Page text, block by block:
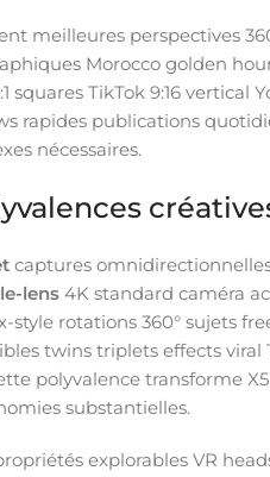
perspectives
Morocco golden
TikTok 9:16 vertical
rapides publications
nécessaires.
captures
lens 4K standard caméra
rotations 360° sujets
twins triplets effects viral
polyvalence transforme
substantielles.
explorables VR